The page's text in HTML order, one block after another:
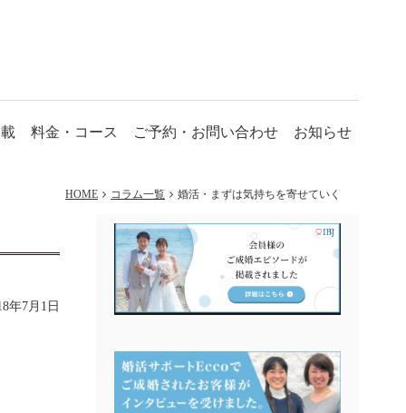
料金・コース ご予約・お問い合わせ お知らせ
HOME コラム一覧 婚活・まずは気持ちを寄せていく
年7月1日